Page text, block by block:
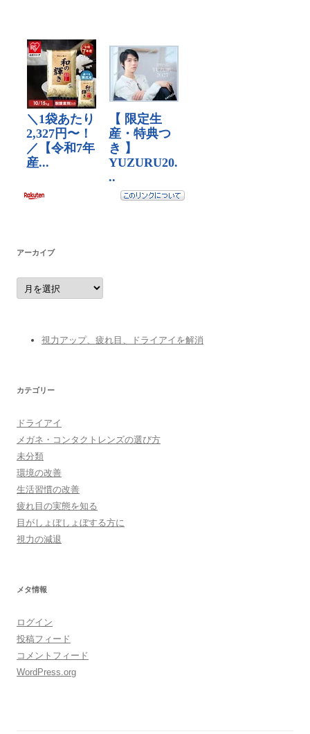
アーカイブ
ア
ー
カ
視力アップ、疲れ目、ドライアイを解消
カテゴリー
ドライアイ
メガネ・コンタクトレンズの選び方
未分類
環境の改善
生活習慣の改善
疲れ目の実態を知る
目がしょぼしょぼする方に
視力の減退
メタ情報
ログイン
投稿フィード
コメントフィード
WordPress.org